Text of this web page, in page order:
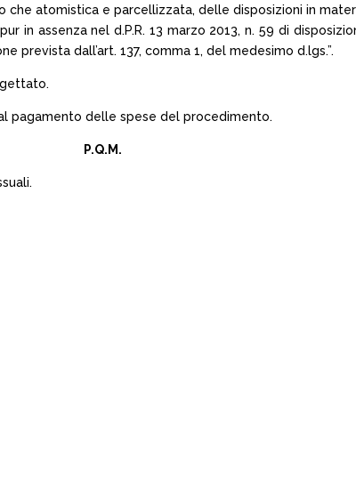
atomistica e parcellizzata, delle disposizioni in
in assenza nel d.P.R. 13 marzo 2013, n. 59 di
prevista dall’art. 137, comma 1, del medesimo d.lgs.”.
pagamento delle spese del procedimento.
P.Q.M.